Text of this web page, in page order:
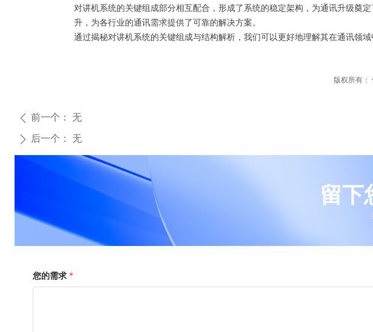
对讲机系统的关键组成部分相互配合，形成了系统的稳定架构，为通讯升级奠
升，为各行业的通讯需求提供了可靠的解决方案。
通过揭秘对讲机系统的关键组成与结构解析，我们可以更好地理解其在通讯领
ꄴ 前一个： 无
ꄲ 后一个： 无
留下
您的需求 *
版权所有：